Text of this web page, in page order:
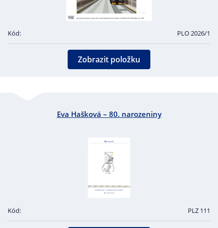
Kód: PLO 2026/1
Zobrazit položku
Eva Hašková – 80. narozeniny
Kód: PLZ 111